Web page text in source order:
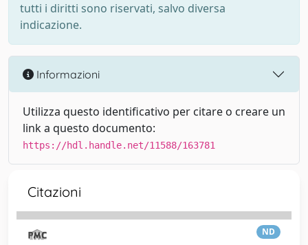
tutti i diritti sono riservati, salvo diversa
indicazione.
Informazioni
Utilizza questo identificativo per citare o creare un
link a questo documento:
https://hdl.handle.net/11588/163781
Citazioni
ND